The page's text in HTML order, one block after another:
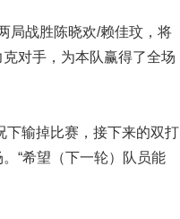
战胜陈晓欢/赖佳玟，将
对手，为本队赢得了全场
输掉比赛，接下来的双打
“希望（下一轮）队员能